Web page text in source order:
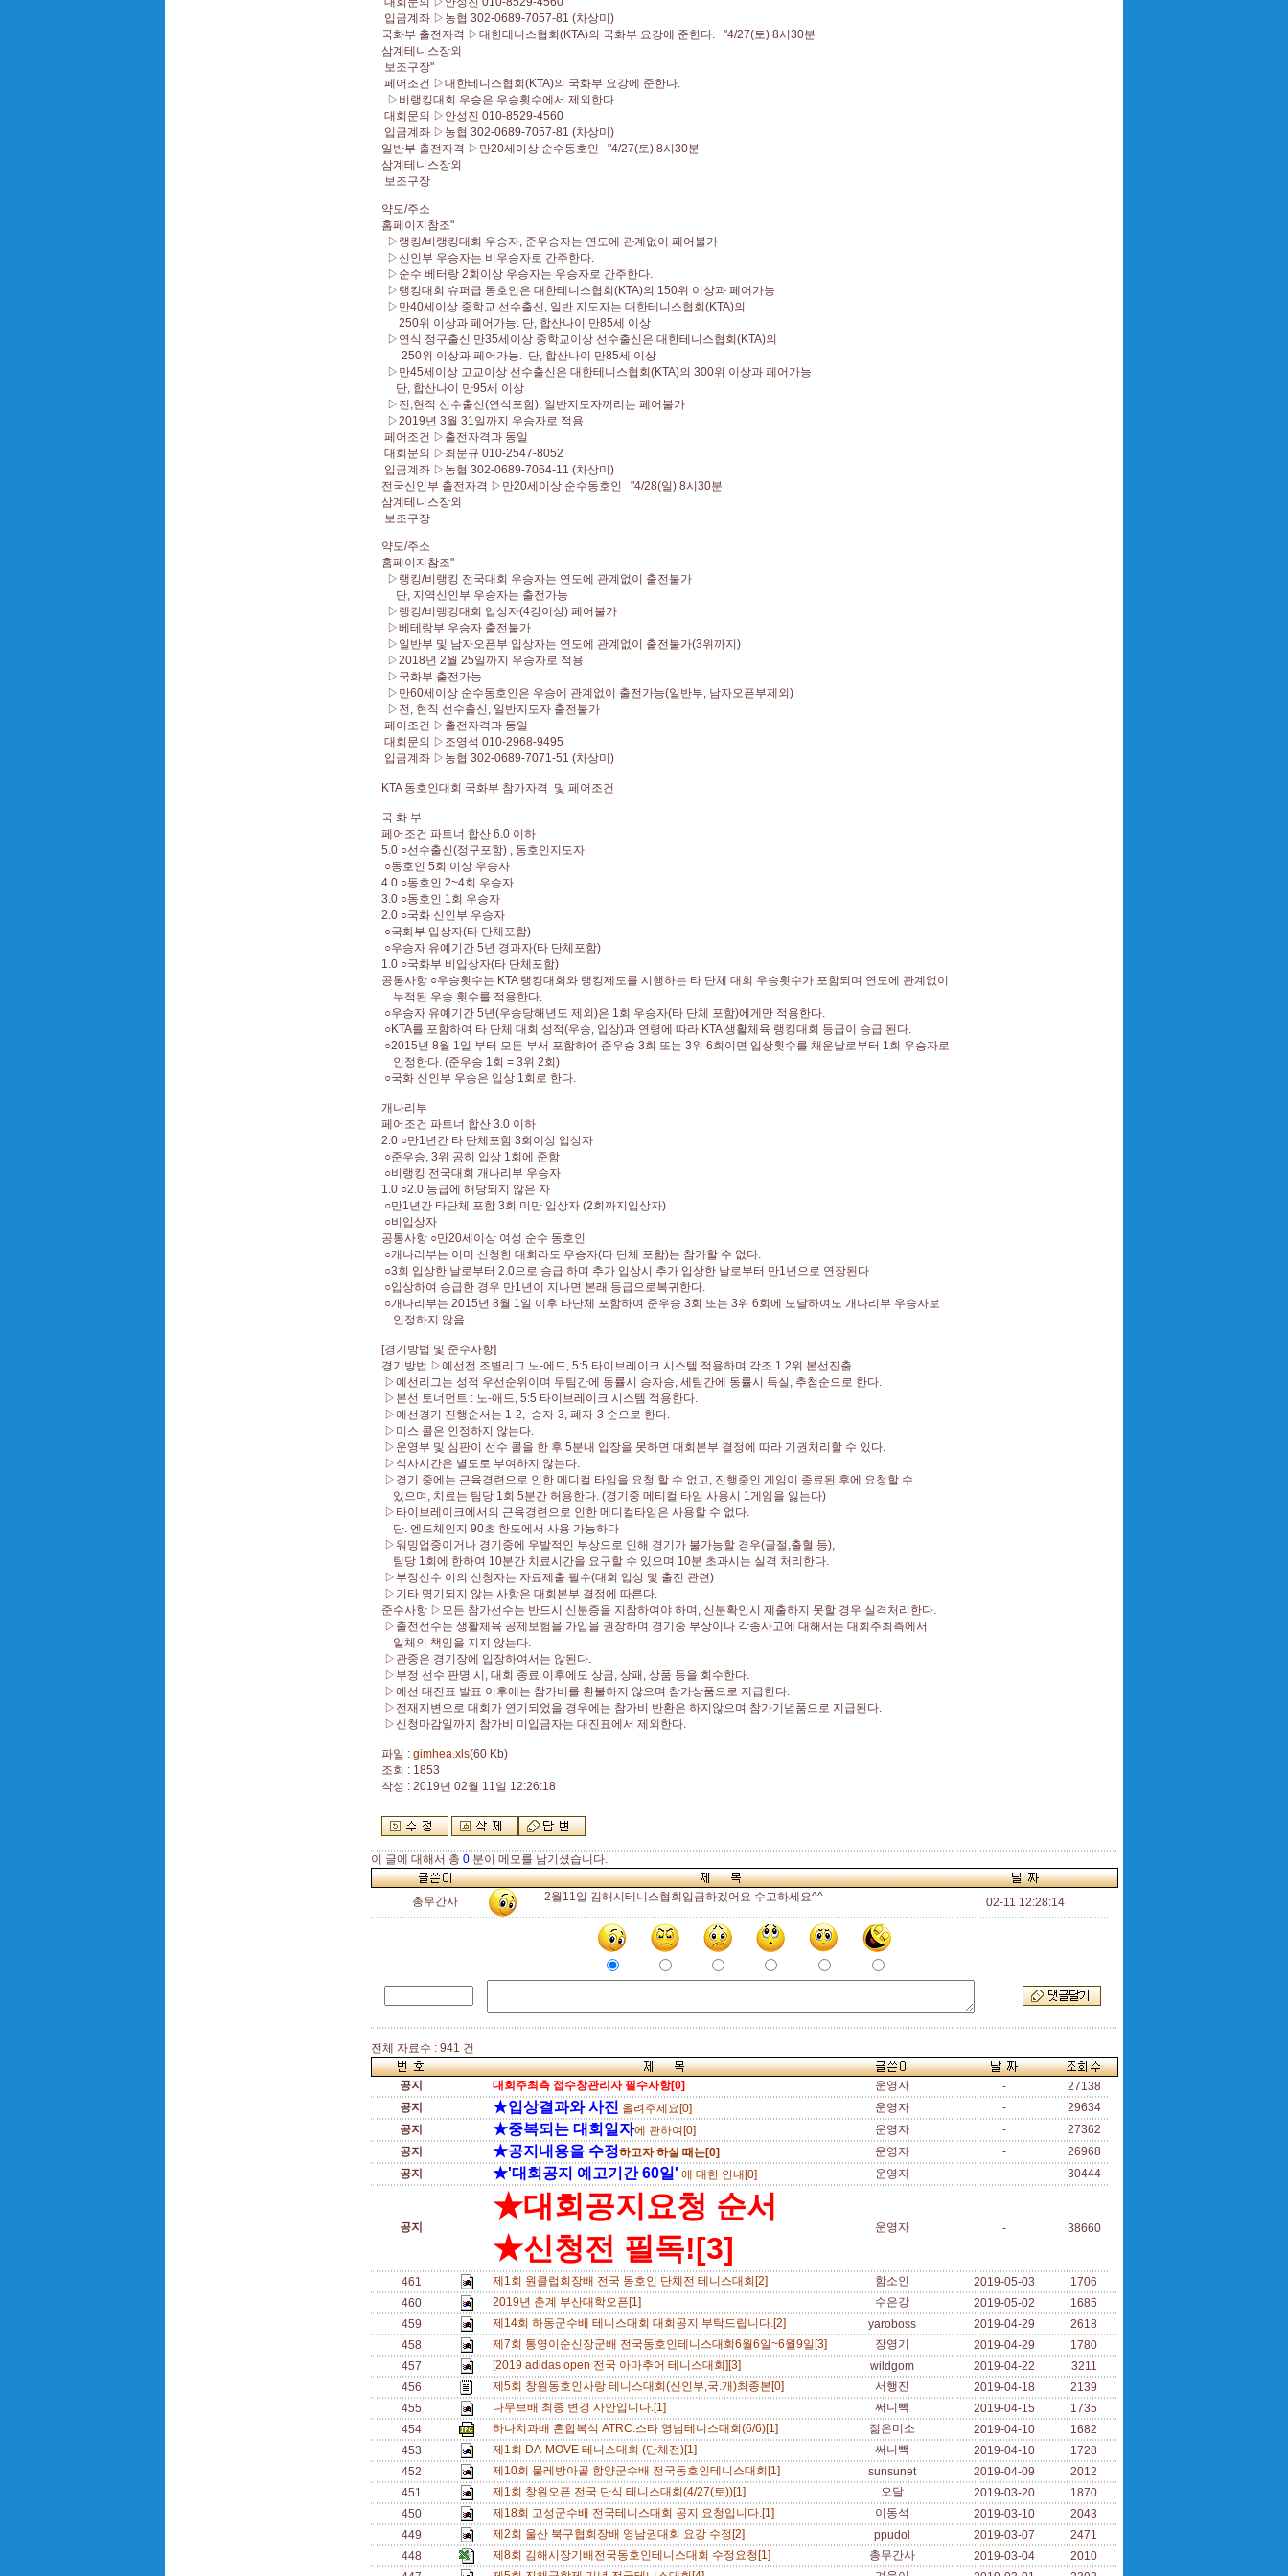
입금계좌 ▷농협 302-0689-7057-81 (차상미)
국화부 출전자격 ▷대한테니스협회(KTA)의 국화부 요강에 준한다. "4/27(토) 8시30분
삼계테니스장외
보조구장"
페어조건 ▷대한테니스협회(KTA)의 국화부 요강에 준한다.
▷비랭킹대회 우승은 우승횟수에서 제외한다.
대회문의 ▷안성진 010-8529-4560
입금계좌 ▷농협 302-0689-7057-81 (차상미)
일반부 출전자격 ▷만20세이상 순수동호인 "4/27(토) 8시30분
삼계테니스장외
보조구장
약도/주소
홈페이지참조"
▷랭킹/비랭킹대회 우승자, 준우승자는 연도에 관계없이 페어불가
▷신인부 우승자는 비우승자로 간주한다.
▷순수 베터랑 2회이상 우승자는 우승자로 간주한다.
▷랭킹대회 슈퍼급 동호인은 대한테니스협회(KTA)의 150위 이상과 페어가능
▷만40세이상 중학교 선수출신, 일반 지도자는 대한테니스협회(KTA)의
250위 이상과 페어가능. 단, 합산나이 만85세 이상
▷연식 정구출신 만35세이상 중학교이상 선수출신은 대한테니스협회(KTA)의
250위 이상과 페어가능. 단, 합산나이 만85세 이상
▷만45세이상 고교이상 선수출신은 대한테니스협회(KTA)의 300위 이상과 페어가능
단, 합산나이 만95세 이상
▷전,현직 선수출신(연식포함), 일반지도자끼리는 페어불가
▷2019년 3월 31일까지 우승자로 적용
페어조건 ▷출전자격과 동일
대회문의 ▷최문규 010-2547-8052
입금계좌 ▷농협 302-0689-7064-11 (차상미)
전국신인부 출전자격 ▷만20세이상 순수동호인 "4/28(일) 8시30분
삼계테니스장외
보조구장
약도/주소
홈페이지참조"
▷랭킹/비랭킹 전국대회 우승자는 연도에 관계없이 출전불가
단, 지역신인부 우승자는 출전가능
▷랭킹/비랭킹대회 입상자(4강이상) 페어불가
▷베테랑부 우승자 출전불가
▷일반부 및 남자오픈부 입상자는 연도에 관계없이 출전불가(3위까지)
▷2018년 2월 25일까지 우승자로 적용
▷국화부 출전가능
▷만60세이상 순수동호인은 우승에 관계없이 출전가능(일반부, 남자오픈부제외)
▷전, 현직 선수출신, 일반지도자 출전불가
페어조건 ▷출전자격과 동일
대회문의 ▷조영석 010-2968-9495
입금계좌 ▷농협 302-0689-7071-51 (차상미)
KTA 동호인대회 국화부 참가자격 및 페어조건
국 화 부
페어조건 파트너 합산 6.0 이하
5.0 ○선수출신(정구포함) , 동호인지도자
○동호인 5회 이상 우승자
4.0 ○동호인 2~4회 우승자
3.0 ○동호인 1회 우승자
2.0 ○국화 신인부 우승자
○국화부 입상자(타 단체포함)
○우승자 유예기간 5년 경과자(타 단체포함)
1.0 ○국화부 비입상자(타 단체포함)
공통사항 ○우승횟수는 KTA 랭킹대회와 랭킹제도를 시행하는 타 단체 대회 우승횟수가 포함되며 연도에 관계없이
누적된 우승 횟수를 적용한다.
○우승자 유예기간 5년(우승당해년도 제외)은 1회 우승자(타 단체 포함)에게만 적용한다.
○KTA를 포함하여 타 단체 대회 성적(우승, 입상)과 연령에 따라 KTA 생활체육 랭킹대회 등급이 승급 된다.
○2015년 8월 1일 부터 모든 부서 포함하여 준우승 3회 또는 3위 6회이면 입상횟수를 채운날로부터 1회 우승자로
인정한다. (준우승 1회 = 3위 2회)
○국화 신인부 우승은 입상 1회로 한다.
개나리부
페어조건 파트너 합산 3.0 이하
2.0 ○만1년간 타 단체포함 3회이상 입상자
○준우승, 3위 공히 입상 1회에 준함
○비랭킹 전국대회 개나리부 우승자
1.0 ○2.0 등급에 해당되지 않은 자
○만1년간 타단체 포함 3회 미만 입상자 (2회까지입상자)
○비입상자
공통사항 ○만20세이상 여성 순수 동호인
○개나리부는 이미 신청한 대회라도 우승자(타 단체 포함)는 참가할 수 없다.
○3회 입상한 날로부터 2.0으로 승급 하며 추가 입상시 추가 입상한 날로부터 만1년으로 연장된다
○입상하여 승급한 경우 만1년이 지나면 본래 등급으로복귀한다.
○개나리부는 2015년 8월 1일 이후 타단체 포함하여 준우승 3회 또는 3위 6회에 도달하여도 개나리부 우승자로
인정하지 않음.
[경기방법 및 준수사항]
경기방법 ▷예선전 조별리그 노-에드, 5:5 타이브레이크 시스템 적용하며 각조 1.2위 본선진출
▷예선리그는 성적 우선순위이며 두팀간에 동률시 승자승, 세팀간에 동률시 득실, 추첨순으로 한다.
▷본선 토너먼트 : 노-애드, 5:5 타이브레이크 시스템 적용한다.
▷예선경기 진행순서는 1-2, 승자-3, 폐자-3 순으로 한다.
▷미스 콜은 인정하지 않는다.
▷운영부 및 심판이 선수 콜을 한 후 5분내 입장을 못하면 대회본부 결정에 따라 기권처리할 수 있다.
▷식사시간은 별도로 부여하지 않는다.
▷경기 중에는 근육경련으로 인한 메디컬 타임을 요청 할 수 없고, 진행중인 게임이 종료된 후에 요청할 수
있으며, 치료는 팀당 1회 5분간 허용한다. (경기중 메티컬 타임 사용시 1게임을 잃는다)
▷타이브레이크에서의 근육경련으로 인한 메디컬타임은 사용할 수 없다.
단. 엔드체인지 90초 한도에서 사용 가능하다
▷워밍업중이거나 경기중에 우발적인 부상으로 인해 경기가 불가능할 경우(골절,출혈 등),
팀당 1회에 한하여 10분간 치료시간을 요구할 수 있으며 10분 초과시는 실격 처리한다.
▷부정선수 이의 신청자는 자료제출 필수(대회 입상 및 출전 관련)
▷기타 명기되지 않는 사항은 대회본부 결정에 따른다.
준수사항 ▷모든 참가선수는 반드시 신분증을 지참하여야 하며, 신분확인시 제출하지 못할 경우 실격처리한다.
▷출전선수는 생활체육 공제보험을 가입을 권장하며 경기중 부상이나 각종사고에 대해서는 대회주최측에서
일체의 책임을 지지 않는다.
▷관중은 경기장에 입장하여서는 않된다.
▷부정 선수 판명 시, 대회 종료 이후에도 상금, 상패, 상품 등을 회수한다.
▷예선 대진표 발표 이후에는 참가비를 환불하지 않으며 참가상품으로 지급한다.
▷전재지변으로 대회가 연기되었을 경우에는 참가비 반환은 하지않으며 참가기념품으로 지급된다.
▷신청마감일까지 참가비 미입금자는 대진표에서 제외한다.
파일 : gimhea.xls(60 Kb)
조회 : 1853
작성 : 2019년 02월 11일 12:26:18
이 글에 대해서 총 0 분이 메모를 남기셨습니다.
총무간사 2월11일 김해시테니스협회입금하겠어요 수고하세요^^ 02-11 12:28:14
전체 자료수 : 941 건
공지 대회주최측 접수창관리자 필수사항[0] 운영자 -
27138
공지
★입상결과와 사진 올려주세요[0] 운영자 -
29634
공지
★중복되는 대회일자에 관하여[0] 운영자 -
27362
공지
★공지내용을 수정하고자 하실 때는[0] 운영자 -
26968
공지
★'대회공지 예고기간 60일' 에 대한 안내[0] 운영자 - 30444
공지
★대회공지요청 순서
★신청전 필독![3]
운영자 - 38660
461 제1회 원클럽회장배 전국 동호인 단체전 테니스대회[2] 함소인 2019-05-03
1706
460
2019년 춘계 부산대학오픈[1] 수은강 2019-05-02
1685
459
제14회 하동군수배 테니스대회 대회공지 부탁드립니다.[2] yaroboss 2019-04-29
2618
458
제7회 통영이순신장군배 전국동호인테니스대회6월6일~6월9일[3] 장영기 2019-04-29
1780
457
[2019 adidas open 전국 아마추어 테니스대회][3] wildgom 2019-04-22
3211
456
제5회 창원동호인사랑 테니스대회(신인부,국.개)최종본[0] 서행진 2019-04-18
2139
455
다무브배 최종 변경 사안입니다.[1] 써니빽 2019-04-15
1735
454
하나치과배 혼합복식 ATRC.스타 영남테니스대회(6/6)[1] 젊은미소 2019-04-10
1682
453
제1회 DA-MOVE 테니스대회 (단체전)[1] 써니빽 2019-04-10
1728
452
제10회 물레방아골 함양군수배 전국동호인테니스대회[1] sunsunet 2019-04-09
2012
451
제1회 창원오픈 전국 단식 테니스대회(4/27(토))[1] 오달 2019-03-20
1870
450
제18회 고성군수배 전국테니스대회 공지 요청입니다.[1] 이동석 2019-03-10
2043
449
제2회 울산 북구협회장배 영남권대회 요강 수정[2] ppudol 2019-03-07
2471
448
제8회 김해시장기배전국동호인테니스대회 수정요청[1] 총무간사 2019-03-04
2010